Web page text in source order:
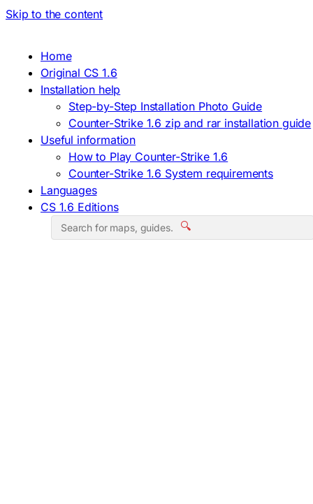
Skip to the content
Home
Original CS 1.6
Installation help
Step-by-Step Installation Photo Guide
Counter-Strike 1.6 zip and rar installation guide
Useful information
How to Play Counter-Strike 1.6
Counter-Strike 1.6 System requirements
Languages
CS 1.6 Editions
🔍